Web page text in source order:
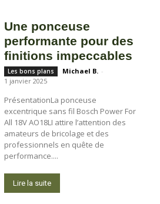
Une ponceuse
performante pour des
finitions impeccables
Les bons plans Michael B. -
1 janvier 2025
PrésentationLa ponceuse
excentrique sans fil Bosch Power For
All 18V AO18LI attire l’attention des
amateurs de bricolage et des
professionnels en quête de
performance....
Lire la suite